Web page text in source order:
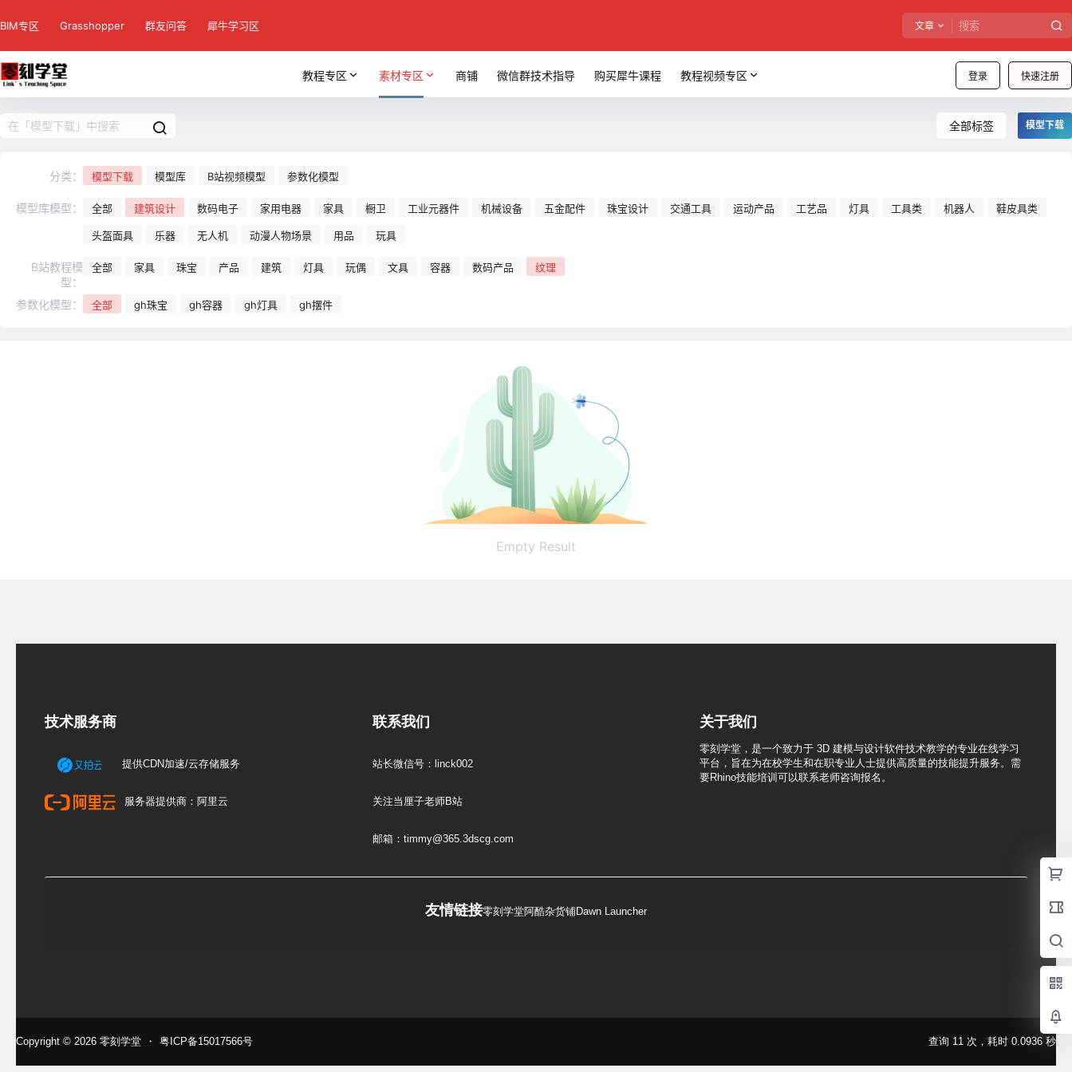
BIM专区 Grasshopper 群友问答 犀牛学习区 文章
登录 快速注册
教程专区 素材专区 商铺 微信群技术指导 购买犀牛课程 教程视频专区
全部标签 模型下载
分类： 模型下载 模型库 B站视频模型 参数化模型
模型库模型： 全部 建筑设计 数码电子 家用电器 家具 橱卫 工业元器件 机械设备 五金配件 珠宝设计 交通工具 运动产品 工艺品 灯具 工具类 机器人 鞋皮具类
头盔面具 乐器 无人机 动漫人物场景 用品 玩具
B站教程模
型：
全部 家具 珠宝 产品 建筑 灯具 玩偶 文具 容器 数码产品 纹理
参数化模型： 全部 gh珠宝 gh容器 gh灯具 gh摆件
Empty Result
技术服务商
提供CDN加速/云存储服务
服务器提供商：阿里云
联系我们
站长微信号：linck002
关注当厘子老师B站
邮箱：timmy@365.3dscg.com
关于我们
零刻学堂，是一个致力于 3D 建模与设计软件技术教学的专业在线学习
平台，旨在为在校学生和在职专业人士提供高质量的技能提升服务。需
要Rhino技能培训可以联系老师咨询报名。
友情链接零刻学堂阿酷杂货铺Dawn Launcher
Copyright © 2026 零刻学堂 ・ 粤ICP备15017566号 查询 11 次，耗时 0.0936 秒